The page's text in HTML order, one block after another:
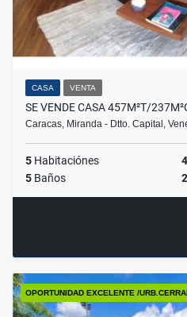
CASA VENTA
SE VENDE CASA 457M²T/
Caracas, Miranda - Dtto. Capital,
5 Habitaciónes 4
5 Baños
OPORTUNIDAD EXCELENTE /